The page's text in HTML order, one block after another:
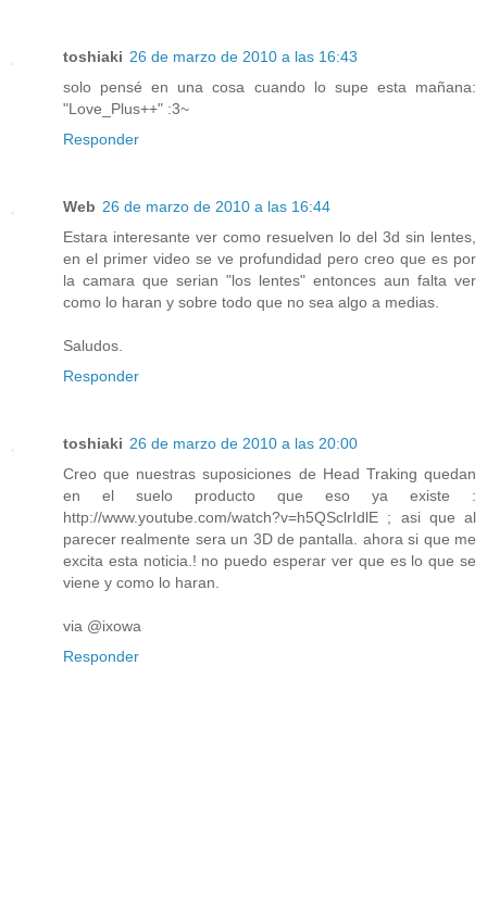
toshiaki 26 de marzo de 2010 a las 16:43
solo pensé en una cosa cuando lo supe esta mañana:
"Love_Plus++" :3~
Responder
Web 26 de marzo de 2010 a las 16:44
Estara interesante ver como resuelven lo del 3d sin lentes,
en el primer video se ve profundidad pero creo que es por
la camara que serian "los lentes" entonces aun falta ver
como lo haran y sobre todo que no sea algo a medias.
Saludos.
Responder
toshiaki 26 de marzo de 2010 a las 20:00
Creo que nuestras suposiciones de Head Traking quedan
en el suelo producto que eso ya existe :
http://www.youtube.com/watch?v=h5QSclrIdlE ; asi que al
parecer realmente sera un 3D de pantalla. ahora si que me
excita esta noticia.! no puedo esperar ver que es lo que se
viene y como lo haran.
via @ixowa
Responder